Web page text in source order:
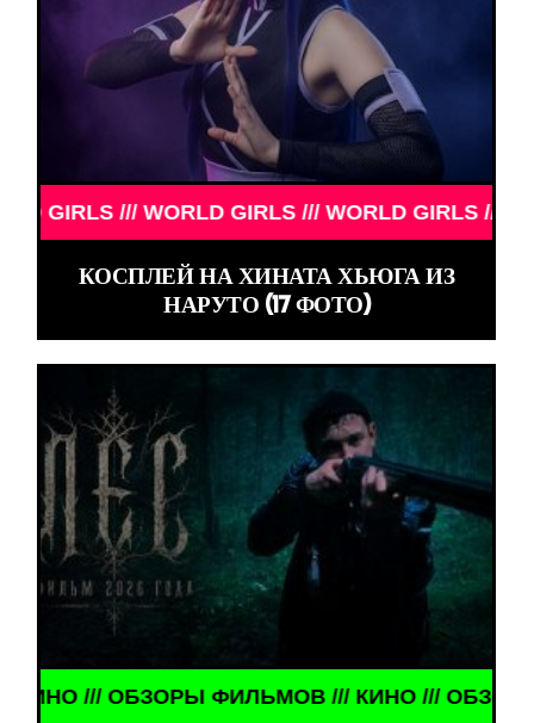
/// WORLD GIRLS /// WORLD GIRLS ///
КОСПЛЕЙ НА ХИНАТА ХЬЮГА ИЗ
НАРУТО (17 ФОТО)
ОБЗОРЫ ФИЛЬМОВ /// КИНО /// ОБЗОРЫ